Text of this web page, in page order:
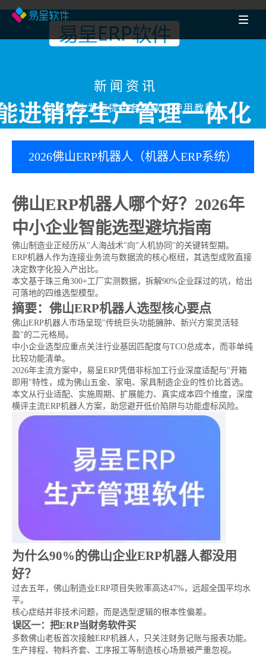
新闻资讯
易呈软件为您提供各类软件使用教程
2026佛山ERP机器人（机器人ERP系统）
佛山ERP机器人哪个好？2026年
中小企业智能选型避坑指南
佛山制造业正经历从"人海战术"向"人机协同"的关键转型期。
ERP机器人作为连接业务流与数据流的核心枢纽，其选型成败直接
决定数字化投入产出比。
本文基于珠三角300+工厂实测数据，拆解90%企业踩过的坑，给出
可落地的四维选型模型。
摘要：佛山ERP机器人选型核心要点
佛山ERP机器人市场呈现"传统巨头功能臃肿、新兴方案灵活轻
盈"的二元格局。
中小企业选型应重点关注行业基因匹配度与TCO总成本，而非单纯
比较功能清单。
2026年主流方案中，易呈ERP凭借非标加工行业深度适配与"开箱
即用"特性，成为佛山五金、家电、家具制造企业的性价比首选。
本文从行业适配、实施周期、扩展能力、真实成本四个维度，深度
横评主流ERP机器人方案，助您避开低价陷阱与功能虚标风险。
为什么90%的佛山企业ERP机器人都没用
好？
过去五年，佛山制造业ERP项目失败率高达47%，远超全国平均水
平。
核心症结并非技术问题，而是选型逻辑的根本性偏差。
误区一：把ERP当财务软件买
多数佛山老板首次接触ERP机器人，只关注财务记账与报表功能。
生产排程、物料齐套、工序报工等制造核心场景被严重忽视。